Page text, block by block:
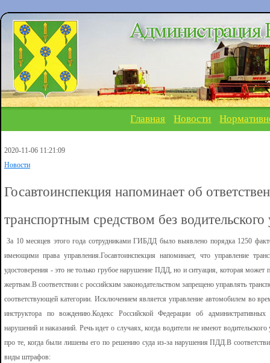
Главная Новости
2020-11-06 11:21:09
Новости
Госавтоинспекция напоминает об
транспортным средством без водительского
За 10 месяцев этого года сотрудниками ГИБДД было выявлено порядка 1250
имеющими права управления.Госавтоинспекция напоминает, что управление
удостоверения - это не только грубое нарушение ПДД, но и ситуация, которая
жертвам.В соответствии с российским законодательством запрещено управлять
соответствующей категории. Исключением является управление автомобилем во
инструктора по вождению.Кодекс Российской Федерации об
нарушений и наказаний. Речь идет о случаях, когда водители не имеют
про те, когда были лишены его по решению суда из-за нарушения ПДД.В
виды штрафов: